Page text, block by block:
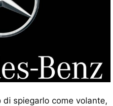
spiegarlo come volante,